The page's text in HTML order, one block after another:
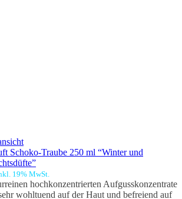
Schoko-Traube 250 ml “Winter und
19% MwSt.
hochkonzentrierten Aufgusskonzentrate
wohltuend auf der Haut und befreiend auf